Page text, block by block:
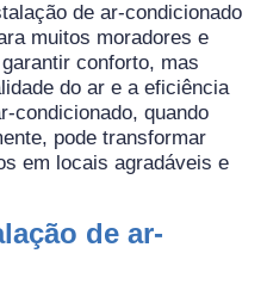
de ar-condicionado
muitos moradores e
conforto, mas
do ar e a eficiência
condicionado, quando
pode transformar
em locais agradáveis e
de ar-